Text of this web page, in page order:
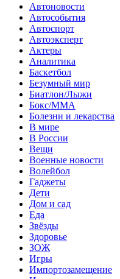
Автоновости
Автособытия
Автоспорт
Автоэксперт
Актеры
Аналитика
Баскетбол
Безумный мир
Биатлон/Лыжи
Бокс/MMA
Болезни и лекарства
В мире
В России
Вещи
Военные новости
Волейбол
Гаджеты
Дети
Дом и сад
Еда
Звёзды
Здоровье
ЗОЖ
Игры
Импортозамещение